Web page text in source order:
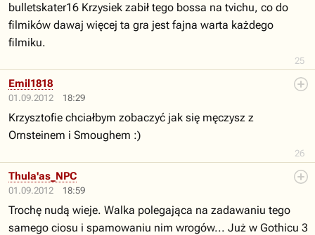
25
bulletskater16 Krzysiek zabił tego bossa na tvichu, co do
filmików dawaj więcej ta gra jest fajna warta każdego
filmiku.
01.09.2012 18:29
26
Emil1818
Krzysztofie chciałbym zobaczyć jak się męczysz z
Ornsteinem i Smoughem :)
01.09.2012 18:59
Thula'as_NPC
Trochę nudą wieje. Walka polegająca na zadawaniu tego
samego ciosu i spamowaniu nim wrogów... Już w Gothicu 3